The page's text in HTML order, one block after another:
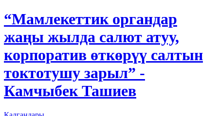
“Мамлекеттик органдар
жаңы жылда салют атуу,
корпоратив өткөрүү салтын
токтотушу зарыл” -
Камчыбек Ташиев